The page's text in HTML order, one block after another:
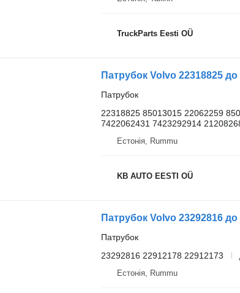
TruckParts Eesti OÜ
Патрубок Volvo 22318825
Патрубок
22318825 85013015 22062259
7422062431 7423292914
Естонія, Rummu
KB AUTO EESTI OÜ
Патрубок Volvo 23292816
Патрубок
23292816 22912178 22912173
Естонія, Rummu